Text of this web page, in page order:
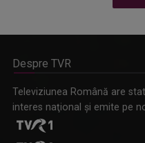
Despre TVR
Televiziunea Română are
interes naţional şi emite pe